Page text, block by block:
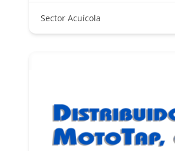
Sector Acuícola